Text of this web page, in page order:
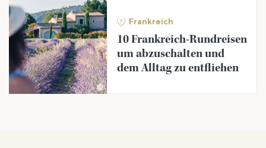
©
Frankreich
10 Frankreich-Rundreisen
um abzuschalten und
dem Alltag zu entfliehen